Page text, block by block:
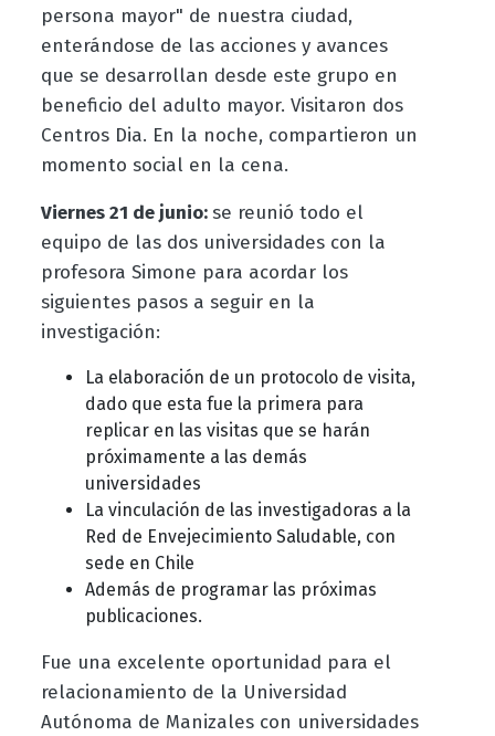
persona mayor" de nuestra ciudad,
enterándose de las acciones y avances
que se desarrollan desde este grupo en
beneficio del adulto mayor. Visitaron dos
Centros Dia. En la noche, compartieron un
momento social en la cena.
Viernes 21 de junio:se reunió todo el
equipo de las dos universidades con la
profesora Simone para acordar los
siguientes pasos a seguir en la
investigación:
La elaboración de un protocolo de visita,
dado que esta fue la primera para
replicar en las visitas que se harán
próximamente a las demás
universidades
La vinculación de las investigadoras a la
Red de Envejecimiento Saludable, con
sede en Chile
Además de programar las próximas
publicaciones.
Fue una excelente oportunidad para el
relacionamiento de la Universidad
Autónoma de Manizales con universidades